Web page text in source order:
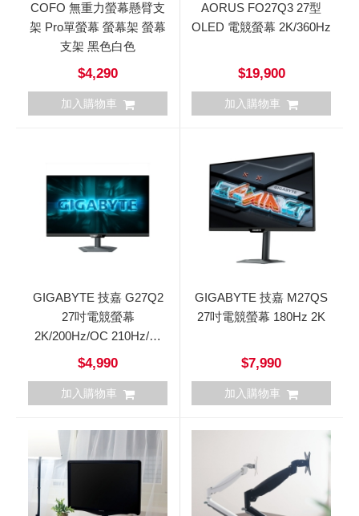
COFO 無重力螢幕懸臂支
架 Pro單螢幕 螢幕架 螢幕
支架 黑色白色
$4,290
加入購物車
AORUS FO27Q3 27型
OLED 電競螢幕 2K/360Hz
$19,900
加入購物車
GIGABYTE 技嘉 G27Q2
27吋電競螢幕
2K/200Hz/OC 210Hz/平
面/IPS
$4,990
加入購物車
GIGABYTE 技嘉 M27QS
27吋電競螢幕 180Hz 2K
$7,990
加入購物車